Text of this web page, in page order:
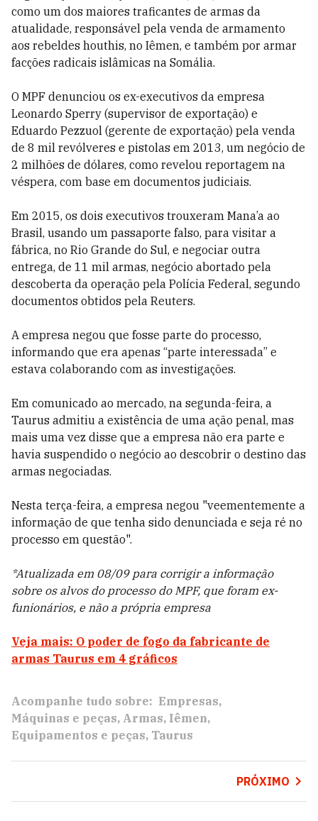
como um dos maiores traficantes de armas da
atualidade, responsável pela venda de armamento
aos rebeldes houthis, no Iêmen, e também por armar
facções radicais islâmicas na Somália.
O MPF denunciou os ex-executivos da empresa
Leonardo Sperry (supervisor de exportação) e
Eduardo Pezzuol (gerente de exportação) pela venda
de 8 mil revólveres e pistolas em 2013, um negócio de
2 milhões de dólares, como revelou reportagem na
véspera, com base em documentos judiciais.
Em 2015, os dois executivos trouxeram Mana’a ao
Brasil, usando um passaporte falso, para visitar a
fábrica, no Rio Grande do Sul, e negociar outra
entrega, de 11 mil armas, negócio abortado pela
descoberta da operação pela Polícia Federal, segundo
documentos obtidos pela Reuters.
A empresa negou que fosse parte do processo,
informando que era apenas “parte interessada” e
estava colaborando com as investigações.
Em comunicado ao mercado, na segunda-feira, a
Taurus admitiu a existência de uma ação penal, mas
mais uma vez disse que a empresa não era parte e
havia suspendido o negócio ao descobrir o destino das
armas negociadas.
Nesta terça-feira, a empresa negou "veementemente a
informação de que tenha sido denunciada e seja ré no
processo em questão".
*Atualizada em 08/09 para corrigir a informação
sobre os alvos do processo do MPF, que foram ex-
funionários, e não a própria empresa
Veja mais: O poder de fogo da fabricante de
armas Taurus em 4 gráficos
Acompanhe tudo sobre: Empresas
Máquinas e peças Armas Iêmen
Equipamentos e peças Taurus
PRÓXIMO